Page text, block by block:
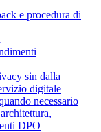
e procedura di
sin dalla
digitale
necessario
DPO